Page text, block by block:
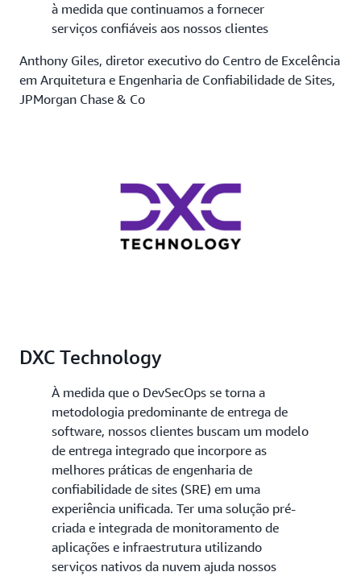
à medida que continuamos a fornecer
serviços confiáveis aos nossos clientes
Anthony Giles, diretor executivo do Centro de Excelência
em Arquitetura e Engenharia de Confiabilidade de Sites,
JPMorgan Chase & Co
DXC Technology
À medida que o DevSecOps se torna a
metodologia predominante de entrega de
software, nossos clientes buscam um modelo
de entrega integrado que incorpore as
melhores práticas de engenharia de
confiabilidade de sites (SRE) em uma
experiência unificada. Ter uma solução pré-
criada e integrada de monitoramento de
aplicações e infraestrutura utilizando
serviços nativos da nuvem ajuda nossos